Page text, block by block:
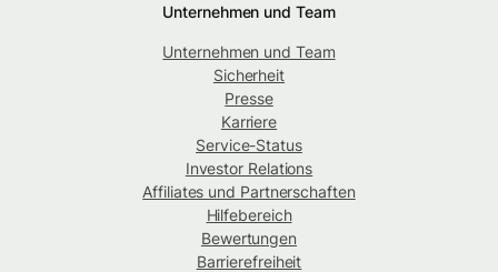
Unternehmen und Team
Unternehmen und Team
Sicherheit
Presse
Karriere
Service-Status
Investor Relations
Affiliates und Partnerschaften
Hilfebereich
Bewertungen
Barrierefreiheit